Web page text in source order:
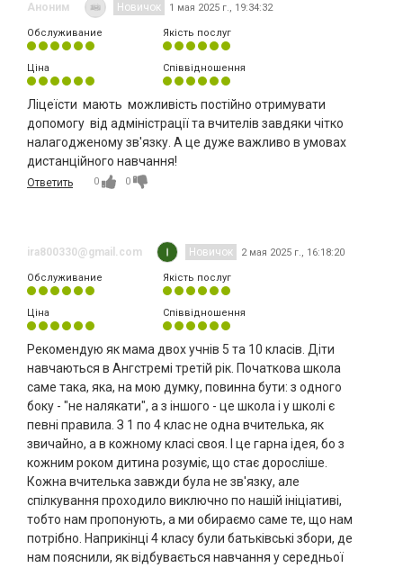
Аноним Новичок 1 мая 2025 г., 19:34:32
Обслуживание Якість послуг
Ціна Співвідношення
Ліцеїсти мають можливість постійно отримувати
допомогу від адміністрації та вчителів завдяки чітко
налагодженому зв'язку. А це дуже важливо в умовах
дистанційного навчання!
Ответить 0 0
ira800330@gmail.com Новичок 2 мая 2025 г., 16:18:20
Обслуживание Якість послуг
Ціна Співвідношення
Рекомендую як мама двох учнів 5 та 10 класів. Діти
навчаються в Ангстремі третій рік. Початкова школа
саме така, яка, на мою думку, повинна бути: з одного
боку - "не налякати", а з іншого - це школа і у школі є
певні правила. З 1 по 4 клас не одна вчителька, як
звичайно, а в кожному класі своя. І це гарна ідея, бо з
кожним роком дитина розуміє, що стає доросліше.
Кожна вчителька завжди була не зв'язку, але
спілкування проходило виключно по нашій ініціативі,
тобто нам пропонують, а ми обираємо саме те, що нам
потрібно. Наприкінці 4 класу були батьківські збори, де
нам пояснили, як відбувається навчання у середньої